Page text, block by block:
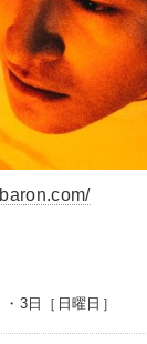
3日［日曜日］